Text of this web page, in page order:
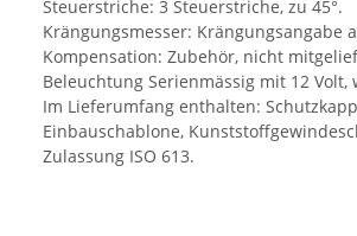
Steuerstriche: 3 Steuerstriche, zu 45°.
Krängungsmesser: Krängungsangabe
Kompensation: Zubehör, nicht
Beleuchtung Serienmässig mit 12 Volt,
Im Lieferumfang enthalten:
Einbauschablone,
Zulassung ISO 613.